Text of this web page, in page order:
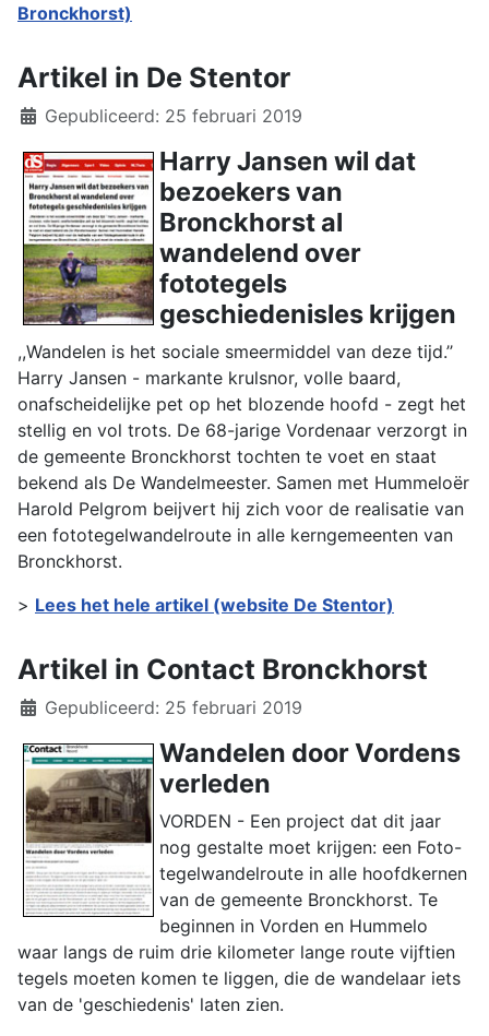
Bronckhorst)
Artikel in De Stentor
DetailsGepubliceerd: 25 februari 2019
Harry Jansen wil dat
bezoekers van
Bronckhorst al
wandelend over
fototegels
geschiedenisles krijgen
,,Wandelen is het sociale smeermiddel van deze tijd.’’
Harry Jansen - markante krulsnor, volle baard,
onafscheidelijke pet op het blozende hoofd - zegt het
stellig en vol trots. De 68-jarige Vordenaar verzorgt in
de gemeente Bronckhorst tochten te voet en staat
bekend als De Wandelmeester. Samen met Hummeloër
Harold Pelgrom beijvert hij zich voor de realisatie van
een fototegelwandelroute in alle kerngemeenten van
Bronckhorst.
> Lees het hele artikel (website De Stentor)
Artikel in Contact Bronckhorst
DetailsGepubliceerd: 25 februari 2019
Wandelen door Vordens
verleden
VORDEN - Een project dat dit jaar
nog gestalte moet krijgen: een Foto-
tegelwandelroute in alle hoofdkernen
van de gemeente Bronckhorst. Te
beginnen in Vorden en Hummelo
waar langs de ruim drie kilometer lange route vijftien
tegels moeten komen te liggen, die de wandelaar iets
van de 'geschiedenis' laten zien.